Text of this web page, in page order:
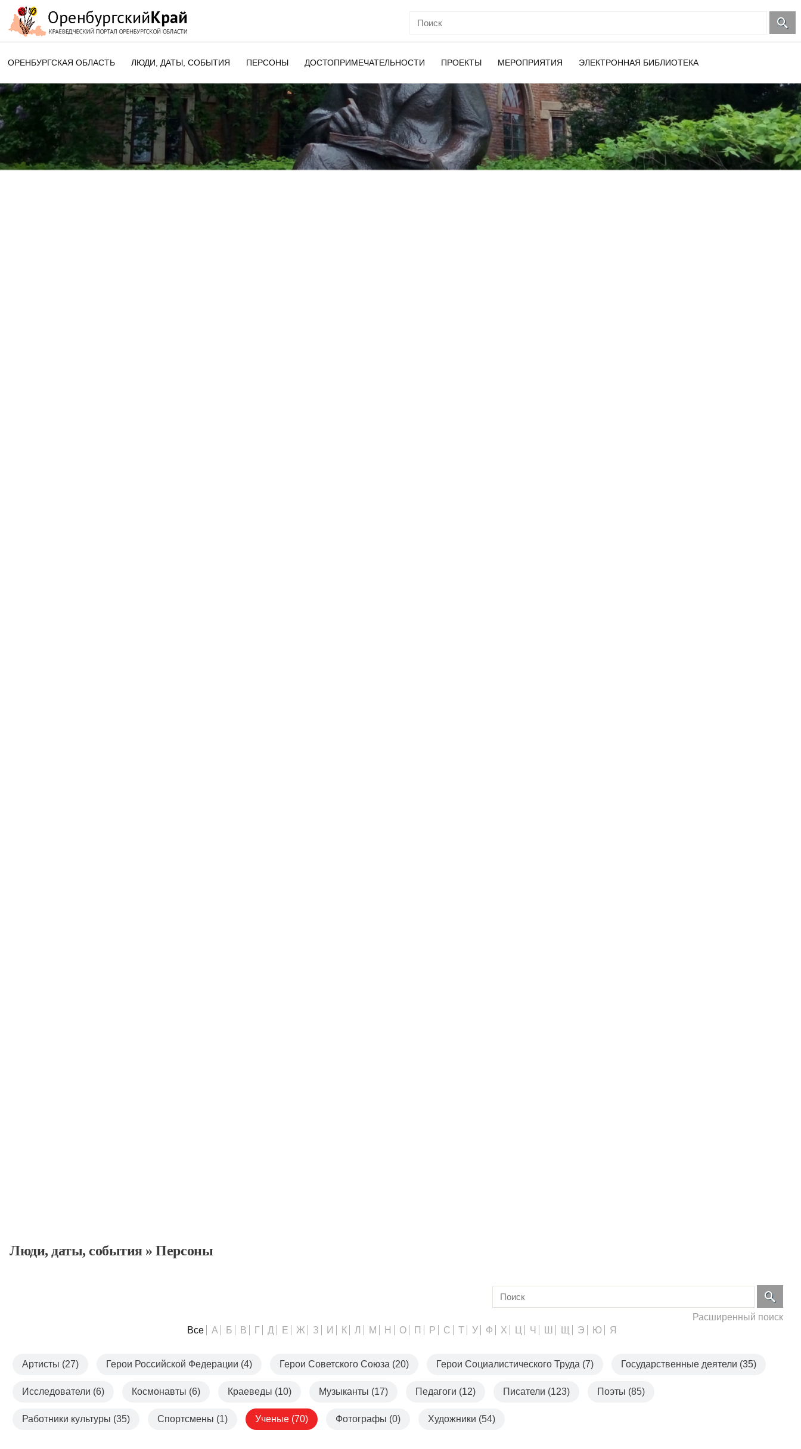
ОРЕНБУРГСКАЯ ОБЛАСТЬ ЛЮДИ, ДАТЫ, CОБЫТИЯ
ЭТОТ ДЕНЬ В ИСТОРИИ
ОРЕНБУРГСКОГО КРАЯ
ПАМЯТНЫЕ ДАТЫ ОРЕНБУРГСКОЙ
ОБЛАСТИ
ПЕРСОНЫ ДОСТОПРИМЕЧАТЕЛЬНОСТИ ПРОЕКТЫ МЕРОПРИЯТИЯ ЭЛЕКТРОННАЯ БИБЛИОТЕКА
Люди, даты, cобытия»Персоны
Расширенный поиск
Все
А Б В Г Д Е Ж З И К Л М Н О П Р С Т У Ф Х Ч Э Ю Я
Артисты (27) Герои Российской Федерации (4) Герои Советского Союза (20) Герои Социалистического Труда (7) Государственные деятели (35)
Исследователи (6) Космонавты (6) Краеведы (10) Музыканты (17) Педагоги (12) Писатели (123) Поэты (85)
Работники культуры (35) Спортсмены (1) Ученые (70) Фотографы (0) Художники (54)